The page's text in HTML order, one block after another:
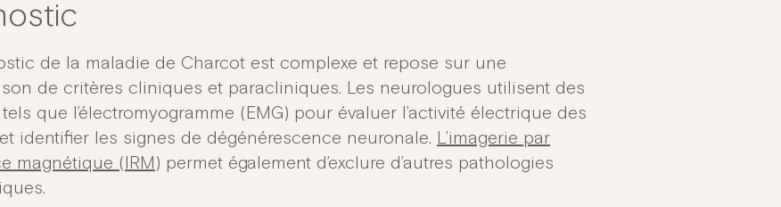
de la maladie de Charcot est complexe et repose sur une
de critères cliniques et paracliniques. Les neurologues utilisent des
que l’électromyogramme (EMG) pour évaluer l’activité électrique des
identifier les signes de dégénérescence neuronale. L’imagerie par
magnétique (IRM) permet également d’exclure d’autres pathologies